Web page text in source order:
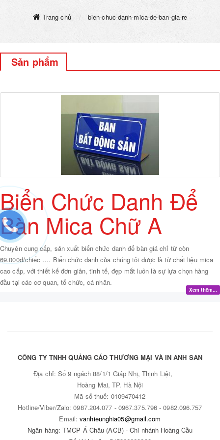
Trang chủ bien-chuc-danh-mica-de-ban-gia-re
Sản phẩm
Biển Chức Danh Để
Bàn Mica Chữ A
Chuyên cung cấp, sản xuất biển chức danh để bàn giá chỉ từ còn
69.000đ/chiếc …. Biển chức danh của chúng tôi được là từ chất liệu mica
cao cấp, với thiết kế đơn giản, tinh tế, đẹp mắt luôn là sự lựa chọn hàng
đầu tại các cơ quan, tổ chức, cá nhân.
Xem thêm...
CÔNG TY TNHH QUẢNG CÁO THƯƠNG MẠI VÀ IN ANH SAN
Địa chỉ:Số 9 ngách 88/1/1 Giáp Nhị, Thịnh Liệt,
Hoàng Mai, TP. Hà Nội
Mã số thuế: 0109470412
Hotline/Viber/Zalo: 0987.204.077 - 0967.375.796 - 0982.096.757
Email:vanhieunghia05@gmail.com
Ngân hàng: TMCP Á Châu (ACB) - Chi nhánh Hoàng Cầu